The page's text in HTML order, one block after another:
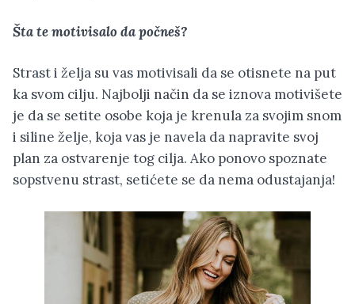
Šta te motivisalo da počneš?
Strast i želja su vas motivisali da se otisnete na put
ka svom cilju. Najbolji način da se iznova motivišete
je da se setite osobe koja je krenula za svojim snom
i siline želje, koja vas je navela da napravite svoj
plan za ostvarenje tog cilja. Ako ponovo spoznate
sopstvenu strast, setićete se da nema odustajanja!